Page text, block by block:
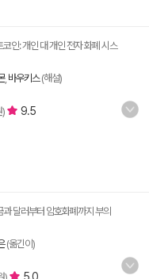
코인: 개인 대 개인 전자 화폐 시스
, 바우키스(해설)
)
9.5
과 달러부터 암호화폐까지 부의
(옮긴이)